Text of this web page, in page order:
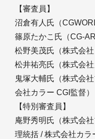
【審査員】
沼倉有人氏（
篠原たかこ氏（CG-
松野美茂氏（株式会
松井祐亮氏（株式会社
鬼塚大輔氏（株式会
会社カラー CGI監督）
【特別審査員】
庵野秀明氏（株式会
理統括 / 株式会社カラ